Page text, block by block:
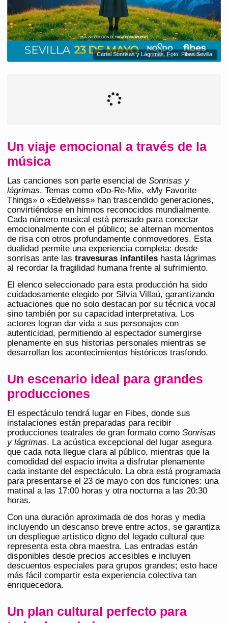
Cartel Sonrisas y Lágrimas. Foto: Fibes Sevilla.
Un viaje emocional a través de la
música
Las canciones son parte esencial de Sonrisas y
lágrimas. Temas como «Do-Re-Mi», «My Favorite
Things» o «Edelweiss» han trascendido generaciones,
convirtiéndose en himnos reconocidos mundialmente.
Cada número musical está pensado para conectar
emocionalmente con el público; se alternan momentos
de risa con otros profundamente conmovedores. Esta
dualidad permite una experiencia completa: desde
sonrisas ante las travesuras infantiles hasta lágrimas
al recordar la fragilidad humana frente al sufrimiento.
El elenco seleccionado para esta producción ha sido
cuidadosamente elegido por Silvia Villaú, garantizando
actuaciones que no solo destacan por su técnica vocal
sino también por su capacidad interpretativa. Los
actores logran dar vida a sus personajes con
autenticidad, permitiendo al espectador sumergirse
plenamente en sus historias personales mientras se
desarrollan los acontecimientos históricos trasfondo.
Un escenario ideal para grandes
producciones
El espectáculo tendrá lugar en Fibes, donde sus
instalaciones están preparadas para recibir
producciones teatrales de gran formato como Sonrisas
y lágrimas. La acústica excepcional del lugar asegura
que cada nota llegue clara al público, mientras que la
comodidad del espacio invita a disfrutar plenamente
cada instante del espectáculo. La obra está programada
para presentarse el 23 de mayo con dos funciones: una
matinal a las 17:00 horas y otra nocturna a las 20:30
horas.
Con una duración aproximada de dos horas y media
incluyendo un descanso breve entre actos, se garantiza
un despliegue artístico digno del legado cultural que
representa esta obra maestra. Las entradas están
disponibles desde precios accesibles e incluyen
descuentos especiales para grupos grandes; esto hace
más fácil compartir esta experiencia colectiva tan
enriquecedora.
Un plan cultural perfecto para